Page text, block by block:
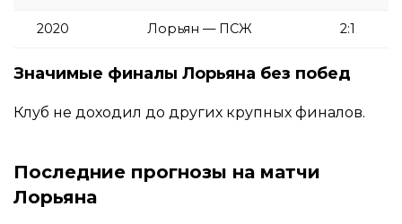
2020 Лорьян — ПСЖ 2:1
Значимые финалы Лорьяна без побед
Клуб не доходил до других крупных финалов.
Последние прогнозы на матчи
Лорьяна